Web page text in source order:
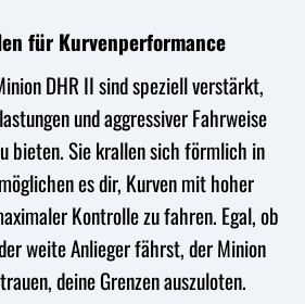
für Kurvenperformance
DHR II sind speziell verstärkt,
und aggressiver Fahrweise
bieten. Sie krallen sich förmlich in
es dir, Kurven mit hoher
Kontrolle zu fahren. Egal, ob
weite Anlieger fährst, der Minion
deine Grenzen auszuloten.